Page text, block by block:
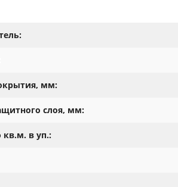
мм:
слоя, мм:
кв.м. в уп.: